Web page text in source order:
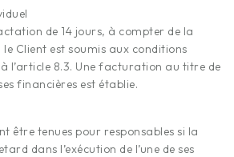
de 14 jours, à compter de la
Client est soumis aux conditions
l’article 8.3. Une facturation au titre de
financières est établie.
être tenues pour responsables si la
dans l’exécution de l’une de ses